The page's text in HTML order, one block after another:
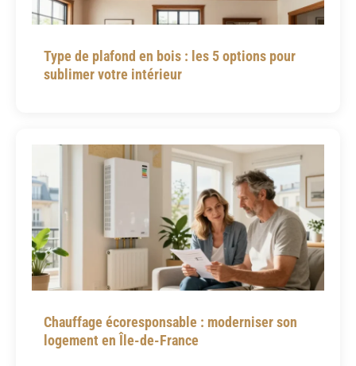
Type de plafond en bois : les 5 options pour
sublimer votre intérieur
Chauffage écoresponsable : moderniser son
logement en Île-de-France